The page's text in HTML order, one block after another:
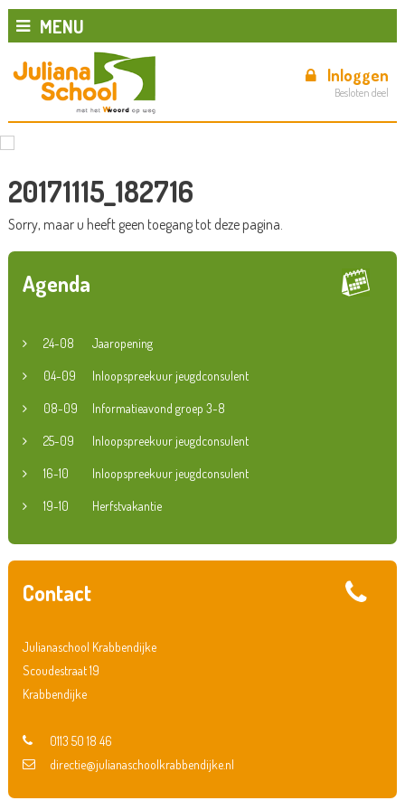
MENU
Inloggen
Besloten deel
20171115_182716
Sorry, maar u heeft geen toegang tot deze pagina.
Agenda
24-08 Jaaropening
04-09 Inloopspreekuur jeugdconsulent
08-09 Informatieavond groep 3-8
25-09 Inloopspreekuur jeugdconsulent
16-10 Inloopspreekuur jeugdconsulent
19-10 Herfstvakantie
Contact
Julianaschool Krabbendijke
Scoudestraat 19
Krabbendijke
0113 50 18 46
directie@julianaschoolkrabbendijke.nl